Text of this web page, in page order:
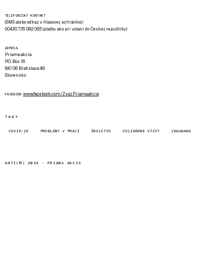
TELEFONICKÝ KONTAKT
(SMS alebo odkaz v hlasovej schránke):
00420 735 082 065 (platby ako pri volaní do Českej republiky)
ADRESA
Priama akcia
P.O. Box 16
841 06 Bratislava 48
Slovensko
FACEBOOK www.facebook.com/Zvaz.Priama.akcia
TAGY
COVID-19 PROBLÉMY V PRÁCI ŠKOLSTVO SOLIDÁRNE VÝZVY VEGANANA
ANTI(©) 2024 - PRIAMA AKCIA